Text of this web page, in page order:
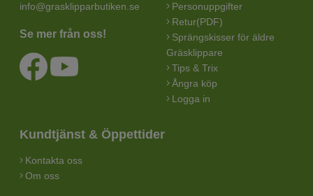
info@grasklipparbutiken.se
Se mer från oss!
Personuppgifter
Retur(PDF)
Sprängskisser för äldre
Gräsklippare
Tips & Trix
Ångra köp
Logga in
Kundtjänst & Öppettider
Kontakta oss
Om oss